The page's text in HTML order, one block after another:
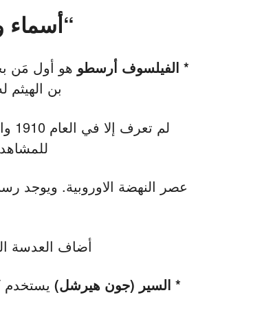
“أسماء
* الفيلسوف أرسطو
بن
أضاف العدسة
* السير (جون هيرشل)